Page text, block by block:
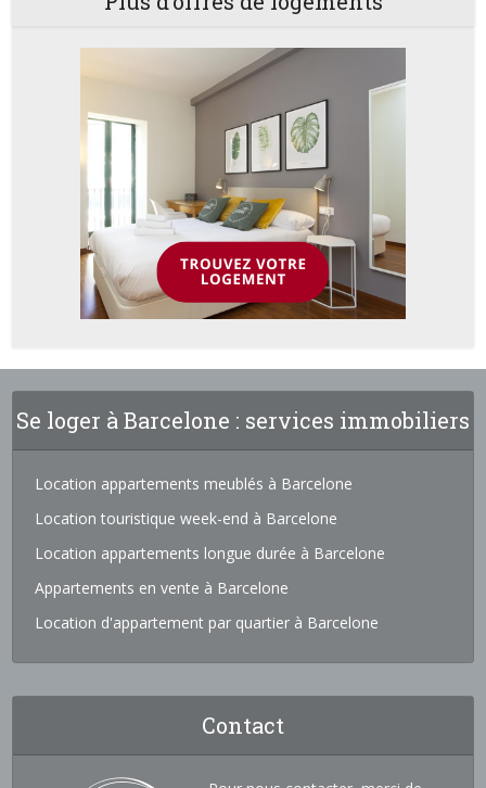
Se loger à Barcelone : services immobiliers
Location appartements meublés à Barcelone
Location touristique week-end à Barcelone
Location appartements longue durée à Barcelone
Appartements en vente à Barcelone
Location d'appartement par quartier à Barcelone
Contact